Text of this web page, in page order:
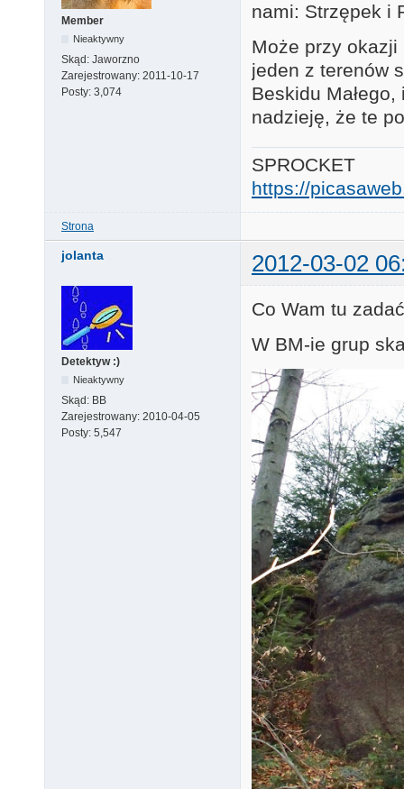
Member
Nieaktywny
Skąd: Jaworzno
Zarejestrowany: 2011-10-17
Posty: 3,074
nami: Strzępek i
Może przy okazji
jeden z terenów
Beskidu
nadzieję, że te
SPROCKET
https://
Strona
jolanta 2012-03-02
Detektyw :)
Nieaktywny
Skąd: BB
Zarejestrowany: 2010-04-05
Posty: 5,547
Co Wam tu
W BM-ie grup